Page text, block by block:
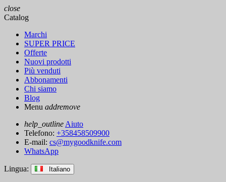
close
Catalog
Marchi
SUPER PRICE
Offerte
Nuovi prodotti
Più venduti
Abbonamenti
Chi siamo
Blog
Menu addremove
help_outline Aiuto
Telefono: +358458509900
E-mail: cs@mygoodknife.com
WhatsApp
Lingua: Italiano